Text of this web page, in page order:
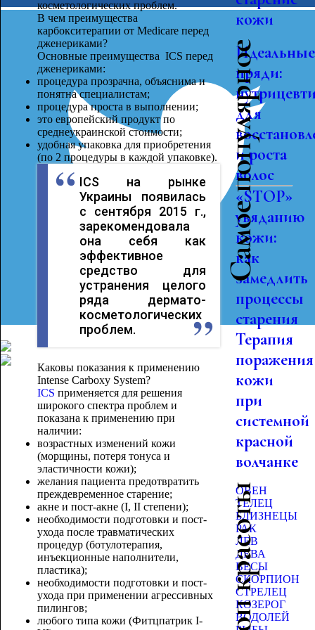
косметологических проблем.
В чем преимущества
карбокситерапии от Medicare перед
дженериками?
Основные преимущества ICS перед
дженериками:
процедура прозрачна, объяснима и
понятна специалистам;
процедура проста в выполнении;
это европейский продукт по
среднеукраинской стоимости;
удобная упаковка для приобретения
(по 2 процедуры в каждой упаковке).
ICS на рынке
Украины появилась
с сентября 2015 г.,
зарекомендовала
она себя как
эффективное
средство для
устранения целого
ряда дермато-
косметологических
проблем.
Каковы показания к применению
Intense Carboxy System?
ICS применяется для решения
широкого спектра проблем и
показана к применению при
наличии:
возрастных изменений кожи
(морщины, потеря тонуса и
эластичности кожи);
желания пациента предотвратить
преждевременное старение;
акне и пост-акне (I, II степени);
необходимости подготовки и пост-
ухода после травматических
процедур (ботулотерапия,
инъекционные наполнители,
пластика);
необходимости подготовки и пост-
ухода при применении агрессивных
пилингов;
любого типа кожи (Фитцпатрик I-
кожи
Самое популярное
Идеальные
пряди:
для
и роста
волос
«STOP»
увяданию
кожи:
как
замедлить
процессы
старения
Терапия
поражения
кожи
при
системной
красной
волчанке
ОВЕН
ТЕЛЕЦ
БЛИЗНЕЦЫ
РАК
ЛЕВ
ДЕВА
ВЕСЫ
СКОРПИОН
СТРЕЛЕЦ
КОЗЕРОГ
ВОДОЛЕЙ